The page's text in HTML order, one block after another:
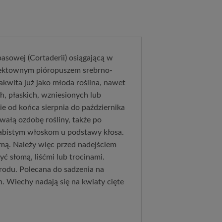
(Cortaderii) osiągającą w
pióropuszem srebrno-
już jako młoda roślina, nawet
płaskich, wzniesionych lub
od końca sierpnia do października
ozdobę rośliny, także po
włoskom u podstawy kłosa.
Należy więc przed nadejściem
słomą, liśćmi lub trocinami.
Polecana do sadzenia na
Wiechy nadają się na kwiaty cięte